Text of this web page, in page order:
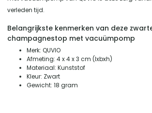
verleden tijd.
Belangrijkste kenmerken van deze
champagnestop met vacuümpomp
Merk: QUVIO
Afmeting: 4 x 4 x 3 cm (Ixbxh)
Materiaal: Kunststof
Kleur: Zwart
Gewicht: 18 gram